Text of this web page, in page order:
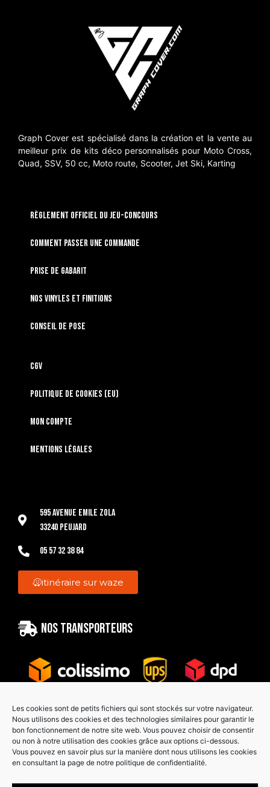
Les cookies sont de petits fichiers qui sont stockés sur votre navigateur.
Nous utilisons des cookies et des technologies similaires pour garantir le
bon fonctionnement de notre site web. Vous pouvez choisir de consentir
ou non à notre utilisation des cookies grâce aux options ci-dessous.
Vous pouvez en savoir plus sur la manière dont nous utilisons les cookies
en consultant la page de notre politique de confidentialité.
Graph Cover est spécialisé dans la création et la vente au
meilleur prix de kits déco personnalisés pour Moto Cross,
Quad, SSV, 50 cc, Moto route, Scooter, Jet Ski, Karting
RÈGLEMENT OFFICIEL DU JEU-CONCOURS
Comment passer une commande
Prise de gabarit
Nos vinyles et finitions
Conseil de pose
CGV
Politique de cookies (EU)
Mon compte
Mentions légales
595 Avenue Emile Zola
33240 Peujard
05 57 32 38 84
itinéraire sur waze
Nos transporteurs
Paiement sécurisé